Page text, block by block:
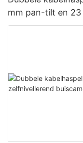
mm pan-tilt en